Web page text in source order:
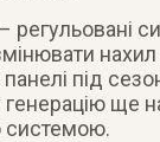
регульовані
нахил
під
генерацію ще
системою.